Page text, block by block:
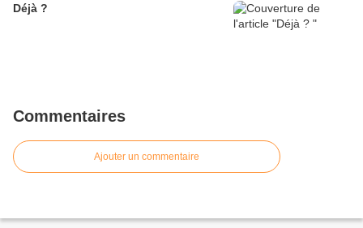
Déjà ?
Commentaires
Ajouter un commentaire